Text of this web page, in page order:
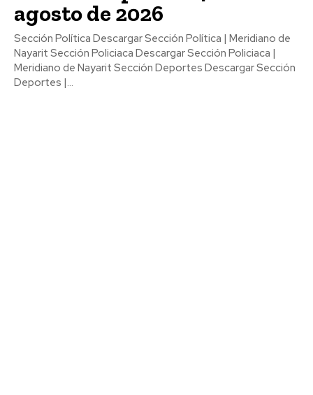
agosto de 2026
Sección Política Descargar Sección Política | Meridiano de
Nayarit Sección Policiaca Descargar Sección Policiaca |
Meridiano de Nayarit Sección Deportes Descargar Sección
Deportes |...